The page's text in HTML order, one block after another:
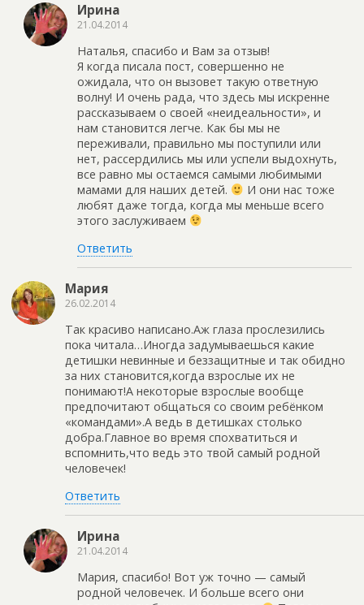
Ирина
21.04.2014
Наталья, спасибо и Вам за отзыв!
Я когда писала пост, совершенно не
ожидала, что он вызовет такую ответную
волну! И очень рада, что здесь мы искренне
рассказываем о своей «неидеальности», и
нам становится легче. Как бы мы не
переживали, правильно мы поступили или
нет, рассердились мы или успели выдохнуть,
все равно мы остаемся самыми любимыми
мамами для наших детей.
И они нас тоже
любят даже тогда, когда мы меньше всего
этого заслуживаем
Ответить
Мария
26.02.2014
Так красиво написано.Аж глаза прослезились
пока читала…Иногда задумываешься какие
детишки невинные и беззащитные и так обидно
за них становится,когда взрослые их не
понимают!А некоторые взрослые вообще
предпочитают общаться со своим ребёнком
«командами».А ведь в детишках столько
добра.Главное во время спохватиться и
вспомнить,что ведь это твой самый родной
человечек!
Ответить
Ирина
21.04.2014
Мария, спасибо! Вот уж точно — самый
родной человечек. И больше всего они